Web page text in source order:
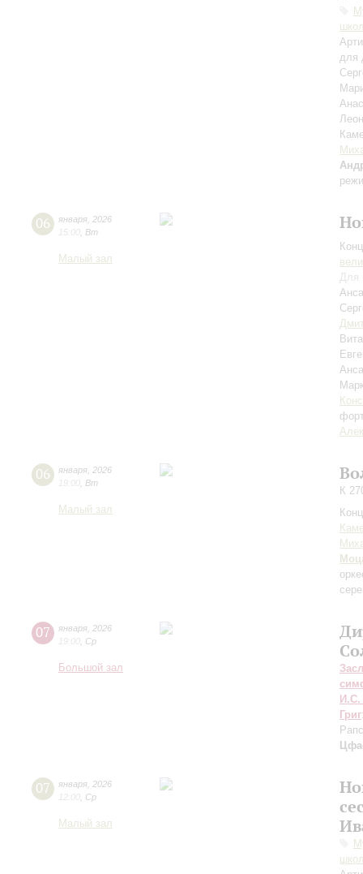
для
06 января 2026
15:00 Вт
Малый зал
Для
06 января 2026
19:00 Вт
Малый зал
К
07 января 2026
19:00 Ср
Большой зал
И.С.
Григ
07 января 2026
12:00 Ср
Малый зал